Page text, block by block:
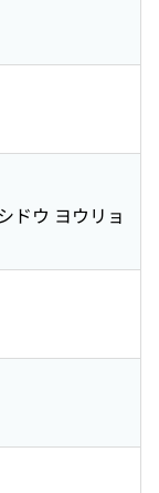
ドウ ヨウリョ